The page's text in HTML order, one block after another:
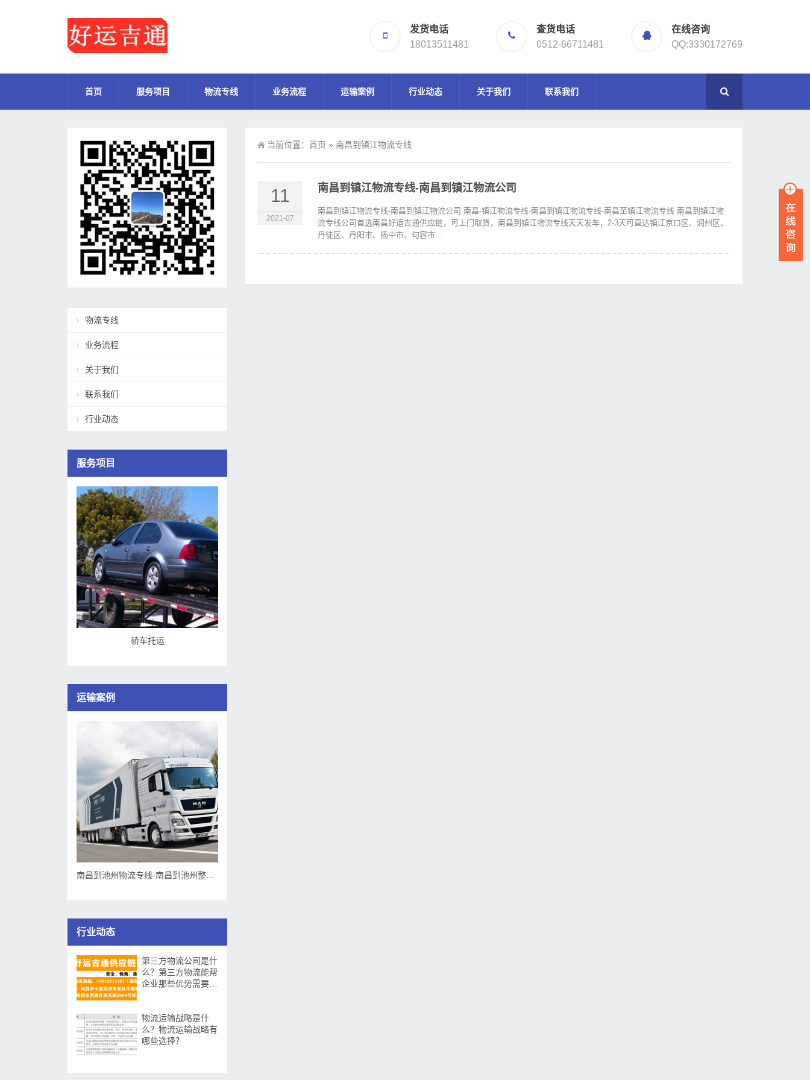
发货电话
18013511481
查货电话
0512-66711481
在线咨询
QQ:3330172769
首页 服务项目 物流专线 业务流程 运输案例 行业动态 关于我们 联系我们
当前位置： 首页 » 南昌到镇江物流专线
11
2021-07
南昌到镇江物流专线-南昌到镇江物流公司
南昌到镇江物流专线-南昌到镇江物流公司 南昌-镇江物流专线-南昌到镇江物流专线-南昌至镇江物流专线 南昌到镇江物
流专线公司首选南昌好运吉通供应链，可上门取货，南昌到镇江物流专线天天发车，2-3天可直达镇江京口区、润州区、
丹徒区、丹阳市、扬中市、句容市...
物流专线
业务流程
关于我们
联系我们
行业动态
服务项目
轿车托运
运输案例
行业动态
第三方物流公司是什
么？第三方物流能帮
企业那些优势需要提
物流运输战略是什
么？物流运输战略有
哪些选择？